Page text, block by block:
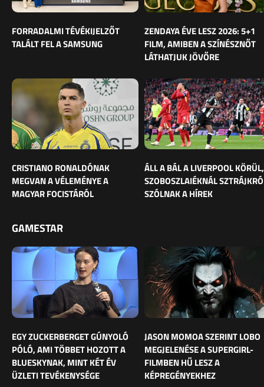
FORRADALMI TÉVÉKIJELZŐT
TALÁLT FEL A SAMSUNG
ZENDAYA ÉVE LESZ 2026: 5+1
FILM, AMIBEN A SZÍNÉSZNŐT
LÁTHATJUK JÖVŐRE
CRISTIANO RONALDÓNAK
MEGVAN A VÉLEMÉNYE A
MAGYAR FOCISTÁRÓL
ÁLL A BÁL A LIVERPOOL KÖRÜL,
SZOBOSZLAIÉKNÁL
SZÓLNAK A HÍREK
GAMESTAR
EGY ZUCKERBERGET GÚNYOLÓ
PÓLÓ, AMI TÖBBET HOZOTT A
BLUESKYNAK, MINT KÉT ÉV
ÜZLETI TEVÉKENYSÉGE
JASON MOMOA SZERINT LOBO
MEGJELENÉSE A SUPERGIRL-
FILMBEN HŰ LESZ A
KÉPREGÉNYEKHEZ